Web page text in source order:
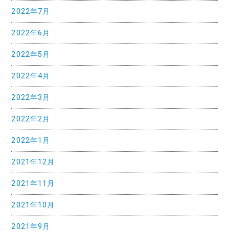
2022年7月
2022年6月
2022年5月
2022年4月
2022年3月
2022年2月
2022年1月
2021年12月
2021年11月
2021年10月
2021年9月